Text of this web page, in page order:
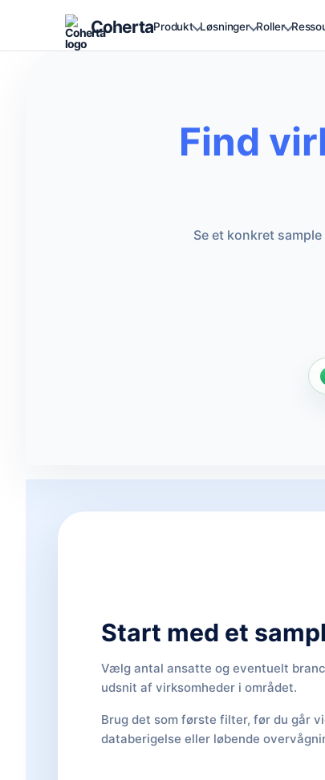
CohertaProdukt Løsninger Roller
Find
Se et konkret
Start med et
Vælg antal ansatte og eventuelt
udsnit af virksomheder i området.
Brug det som første filter, før du går
databerigelse eller løbende